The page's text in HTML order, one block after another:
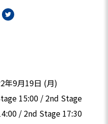
年9月19日 (月)
15:00 / 2nd Stage
/ 2nd Stage 17:30